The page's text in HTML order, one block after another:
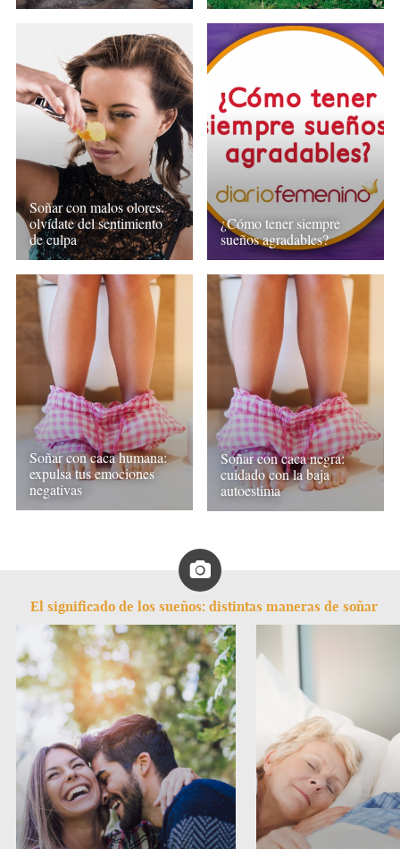
Soñar con malos olores:
olvídate del sentimiento
de culpa
¿Cómo tener siempre
sueños agradables?
Soñar con caca humana:
expulsa tus emociones
negativas
Soñar con caca negra:
cuidado con la baja
autoestima
El significado de los sueños: distintas maneras de soñar